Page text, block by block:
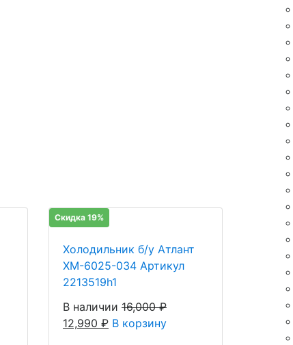
Скидка 19%
Холодильник б/у Атлант
ХМ-6025-034 Артикул
2213519h1
В наличии 16,000₽
12,990 ₽ В корзину